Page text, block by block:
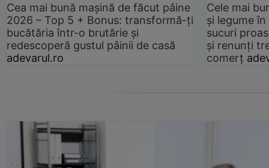
Cea mai bună mașină de făcut pâine
2026 – Top 5 + Bonus: transformă-ți
bucătăria într-o brutărie și
redescoperă gustul pâinii de casă
adevarul.ro
Cele mai
și legume
sucuri
și renunți
comerț